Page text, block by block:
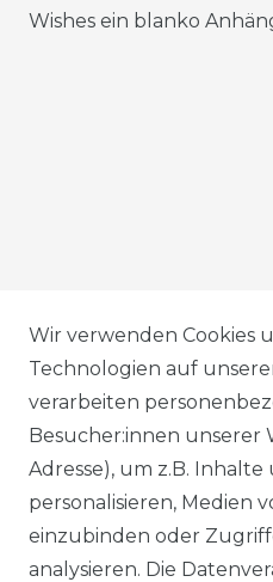
Wishes ein blanko
Wir verwenden Cookies
Technologien auf
verarbeiten
Besucher:innen unserer
Adresse), um z.B.
personalisieren, Medien
einzubinden oder
analysieren. Die